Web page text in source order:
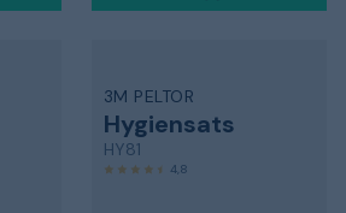
3M PELTOR
Hygiensats
HY81
4,8